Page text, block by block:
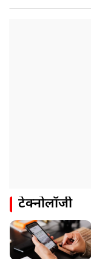
टेक्नोलॉजी